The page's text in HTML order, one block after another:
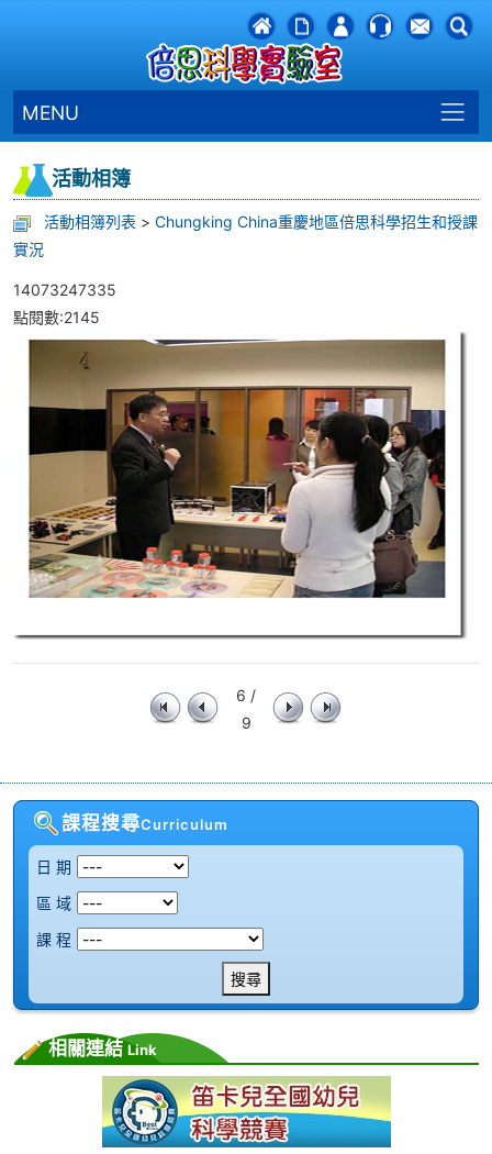
MENU
活動相簿
活動相簿列表 > Chungking China重慶地區倍思科學招生和授課
實況
14073247335
點閱數:2145
6 /
9
課程搜尋Curriculum
日 期
區 域
課 程
搜尋
相關連結Link